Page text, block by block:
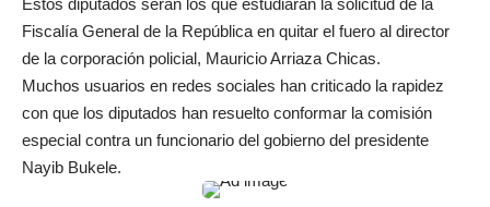
Estos diputados serán los que estudiarán la solicitud de la
Fiscalía General de la República en quitar el fuero al director
de la corporación policial, Mauricio Arriaza Chicas.
Muchos usuarios en redes sociales han criticado la rapidez
con que los diputados han resuelto conformar la comisión
especial contra un funcionario del gobierno del presidente
Nayib Bukele.